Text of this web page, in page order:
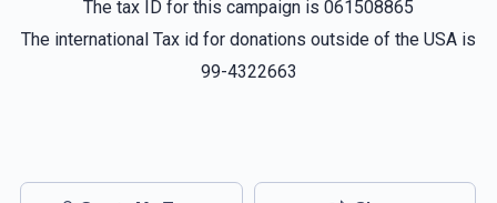
The tax ID for this campaign is 061508865
The international Tax id for donations outside of the USA is
99-4322663